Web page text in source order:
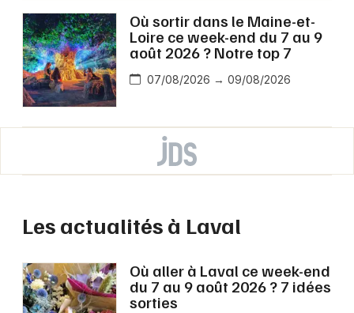
Où sortir dans le Maine-et-
Loire ce week-end du 7 au 9
août 2026 ? Notre top 7
07/08/2026 → 09/08/2026
Les actualités à Laval
Où aller à Laval ce week-end
du 7 au 9 août 2026 ? 7 idées
sorties